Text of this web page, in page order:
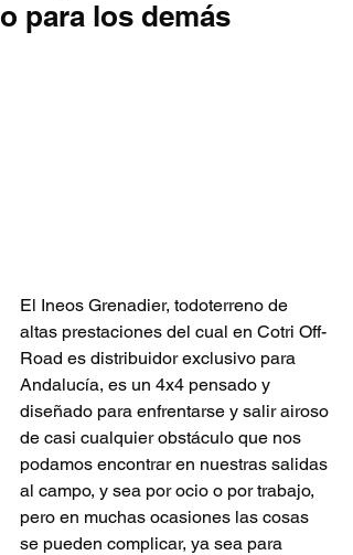
o para los demás
El Ineos Grenadier, todoterreno de
altas prestaciones del cual en Cotri Off-
Road es distribuidor exclusivo para
Andalucía, es un 4x4 pensado y
diseñado para enfrentarse y salir airoso
de casi cualquier obstáculo que nos
podamos encontrar en nuestras salidas
al campo, y sea por ocio o por trabajo,
pero en muchas ocasiones las cosas
se pueden complicar, ya sea para